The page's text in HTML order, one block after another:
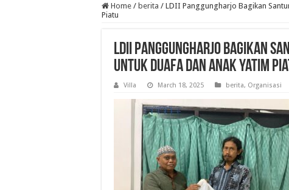
Home / berita / LDII Panggungharjo Bagikan
Piatu
LDII Panggungharjo Bagikan
untuk Duafa dan Anak Yatim
Villa March 18, 2025 berita, Organisasi